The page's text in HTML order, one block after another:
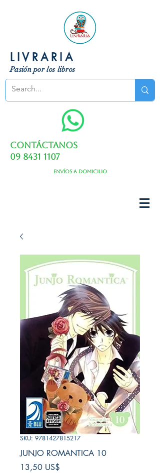
LIVRARIA
Pasión por los libros
Contáctanos
09 8431 1107
Envíos a domicilio
SKU: 9781427815217
JUNJO ROMANTICA 10
13,50 US$